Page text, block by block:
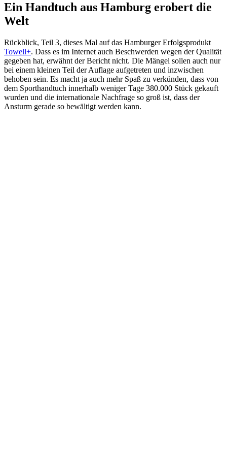
Ein Handtuch aus Hamburg erobert die
Welt
Rückblick, Teil 3, dieses Mal auf das Hamburger Erfolgsprodukt
Towell+. Dass es im Internet auch Beschwerden wegen der Qualität
gegeben hat, erwähnt der Bericht nicht. Die Mängel sollen auch nur
bei einem kleinen Teil der Auflage aufgetreten und inzwischen
behoben sein. Es macht ja auch mehr Spaß zu verkünden, dass von
dem Sporthandtuch innerhalb weniger Tage 380.000 Stück gekauft
wurden und die internationale Nachfrage so groß ist, dass der
Ansturm gerade so bewältigt werden kann.